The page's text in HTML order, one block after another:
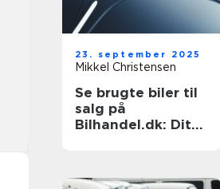
23. september 2025
Mikkel Christensen
Se brugte biler til
salg på
Bilhandel.dk: Dit